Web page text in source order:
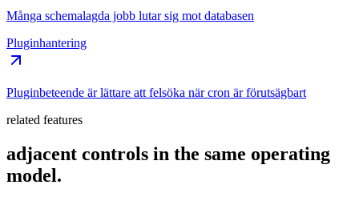
Många schemalagda jobb lutar sig mot databasen
Pluginhantering
Pluginbeteende är lättare att felsöka när cron är förutsägbart
related features
adjacent controls in the same operating
model.